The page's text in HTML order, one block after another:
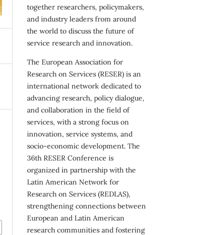
together researchers, policymakers,
and industry leaders from around
the world to discuss the future of
service research and innovation.
The European Association for
Research on Services (RESER) is an
international network dedicated to
advancing research, policy dialogue,
and collaboration in the field of
services, with a strong focus on
innovation, service systems, and
socio-economic development. The
36th RESER Conference is
organized in partnership with the
Latin American Network for
Research on Services (REDLAS),
strengthening connections between
European and Latin American
research communities and fostering